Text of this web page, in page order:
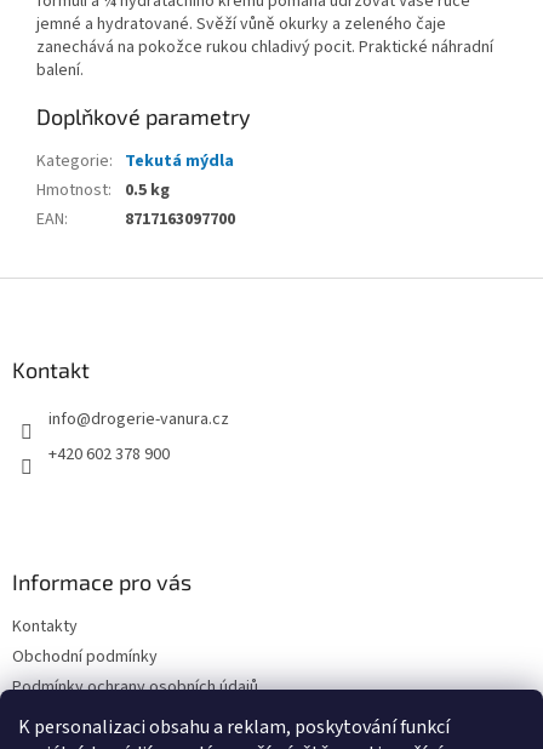
K personalizaci obsahu a reklam, poskytování funkcí
jemné a hydratované. Svěží vůně okurky a zeleného čaje
zanechává na pokožce rukou chladivý pocit. Praktické náhradní
balení.
Doplňkové parametry
Kategorie: Tekutá mýdla
Hmotnost:
0.5 kg
EAN: 8717163097700
Kontakt
info@drogerie-vanura.cz
+420 602 378 900
Informace pro vás
Kontakty
Obchodní podmínky
Podmínky ochrany osobních údajů
Dodací a platební podmínky